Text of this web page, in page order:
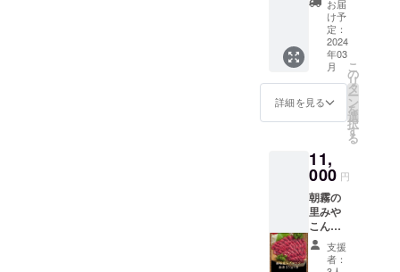
ア州の
マク
ラーレ
ンベー
ル地区
で生産
され
た口当
たりの
白ワイ
ンで
す。 柑
橘系の
フルー
ティー
事業者
から酒
類を購
入でき
る権利
オース
トラリ
アの太
陽を浴
実味
たっぷ
りシ
ラーズ
のス
パーク
リング
です。
お届
け予
定：
2024
年03
月
詳細を見る
こ
の
リ
タ
ー
ン
を
選
択
す
る
11,
000 円
朝霧の
里みや
こん
じょ(直
売所
ATOM)
支援
者：